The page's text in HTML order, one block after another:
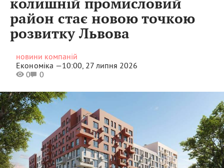
колишній промисловий
район стає новою точкою
розвитку Львова
новини компаній
Економіка —10:00, 27 липня 2026
0
0